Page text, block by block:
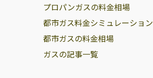
プロパンガスの料金相場
都市ガス料金シミュレーション
都市ガスの料金相場
ガスの記事一覧